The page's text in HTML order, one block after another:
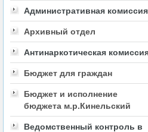
Административная комиссия
Архивный отдел
Антинаркотическая
Бюджет для граждан
Бюджет и исполнение
бюджета м.р.Кинельский
Ведомственный контроль в